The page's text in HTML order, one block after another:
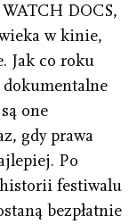
DOCS,
w kinie,
Jak co roku
one
gdy prawa
Po
historii festiwalu
bezpłatnie